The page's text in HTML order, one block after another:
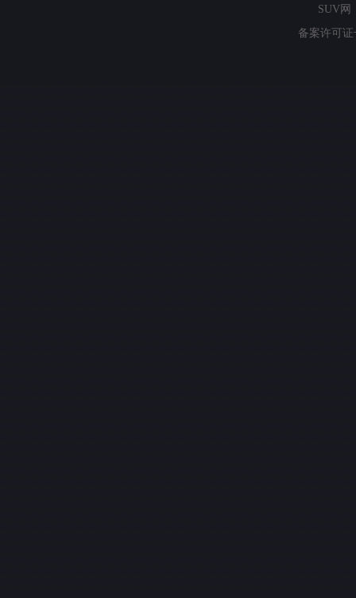
SUV网
备案许可证